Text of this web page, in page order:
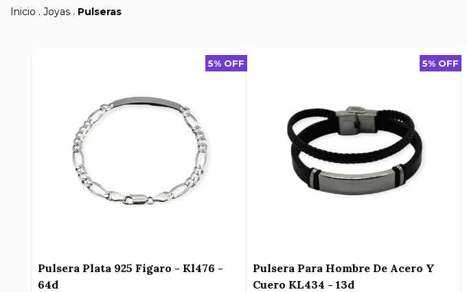
Inicio . Joyas . Pulseras
5% OFF
Pulsera Plata 925 Figaro - Kl476 -
64d
5% OFF
Pulsera Para Hombre De Acero Y
Cuero KL434 - 13d